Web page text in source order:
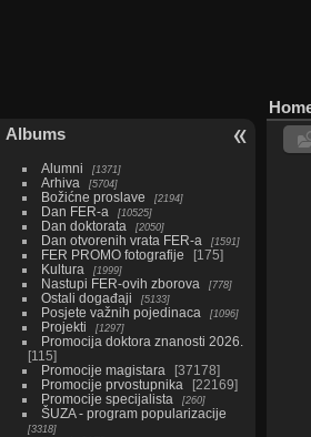
Albums
Alumni 1371
Arhiva 5704
Božićne proslave 2194
Dan FER-a 10525
Dan doktorata 2050
Dan otvorenih vrata FER-a 1591
FER PROMO fotografije
175
Kultura
1999
Nastupi FER-ovih zborova 778
Ostali događaji 5133
Posjete važnih pojedinaca 1096
Projekti 1297
Promocija doktora znanosti 2026.
115
Promocije magistara
37178
Promocije prvostupnika
22169
Promocije specijalista
260
ŠUZA - program popularizacije
3318